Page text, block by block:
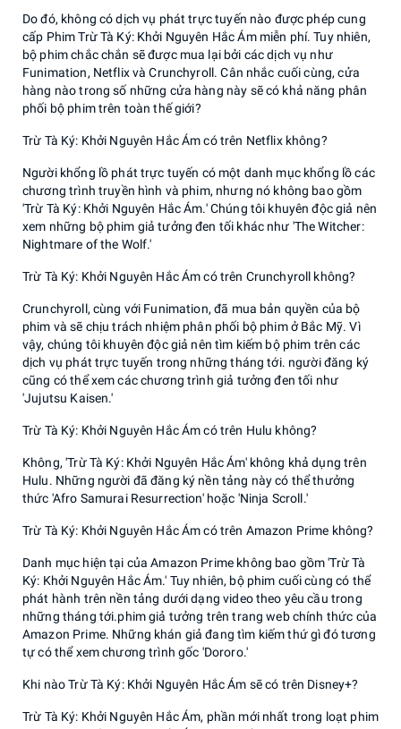
Do đó, không có dịch vụ phát trực tuyến nào được phép cung
cấp Phim Trừ Tà Ký: Khởi Nguyên Hắc Ám miễn phí. Tuy nhiên,
bộ phim chắc chắn sẽ được mua lại bởi các dịch vụ như
Funimation, Netflix và Crunchyroll. Cân nhắc cuối cùng, cửa
hàng nào trong số những cửa hàng này sẽ có khả năng phân
phối bộ phim trên toàn thế giới?
Trừ Tà Ký: Khởi Nguyên Hắc Ám có trên Netflix không?
Người khổng lồ phát trực tuyến có một danh mục khổng lồ các
chương trình truyền hình và phim, nhưng nó không bao gồm
'Trừ Tà Ký: Khởi Nguyên Hắc Ám.' Chúng tôi khuyên độc giả nên
xem những bộ phim giả tưởng đen tối khác như 'The Witcher:
Nightmare of the Wolf.'
Trừ Tà Ký: Khởi Nguyên Hắc Ám có trên Crunchyroll không?
Crunchyroll, cùng với Funimation, đã mua bản quyền của bộ
phim và sẽ chịu trách nhiệm phân phối bộ phim ở Bắc Mỹ. Vì
vậy, chúng tôi khuyên độc giả nên tìm kiếm bộ phim trên các
dịch vụ phát trực tuyến trong những tháng tới. người đăng ký
cũng có thể xem các chương trình giả tưởng đen tối như
'Jujutsu Kaisen.'
Trừ Tà Ký: Khởi Nguyên Hắc Ám có trên Hulu không?
Không, 'Trừ Tà Ký: Khởi Nguyên Hắc Ám' không khả dụng trên
Hulu. Những người đã đăng ký nền tảng này có thể thưởng
thức 'Afro Samurai Resurrection' hoặc 'Ninja Scroll.'
Trừ Tà Ký: Khởi Nguyên Hắc Ám có trên Amazon Prime không?
Danh mục hiện tại của Amazon Prime không bao gồm 'Trừ Tà
Ký: Khởi Nguyên Hắc Ám.' Tuy nhiên, bộ phim cuối cùng có thể
phát hành trên nền tảng dưới dạng video theo yêu cầu trong
những tháng tới.phim giả tưởng trên trang web chính thức của
Amazon Prime. Những khán giả đang tìm kiếm thứ gì đó tương
tự có thể xem chương trình gốc 'Dororo.'
Khi nào Trừ Tà Ký: Khởi Nguyên Hắc Ám sẽ có trên Disney+?
Trừ Tà Ký: Khởi Nguyên Hắc Ám, phần mới nhất trong loạt phim